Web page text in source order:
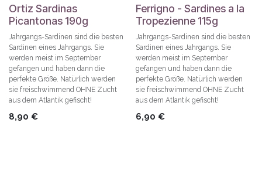
Ortiz Sardinas
Picantonas 190g
Jahrgangs-Sardinen sind die besten
Sardinen eines Jahrgangs. Sie
werden meist im September
gefangen und haben dann die
perfekte Größe. Natürlich werden
sie freischwimmend OHNE Zucht
aus dem Atlantik gefischt!
8,90 €
Ferrigno - Sardines a la
Tropezienne 115g
Jahrgangs-Sardinen sind die besten
Sardinen eines Jahrgangs. Sie
werden meist im September
gefangen und haben dann die
perfekte Größe. Natürlich werden
sie freischwimmend OHNE Zucht
aus dem Atlantik gefischt!
6,90 €